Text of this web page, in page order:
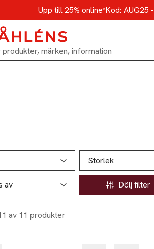
Upp till 25% online*Kod: AUG25
till produktsidan
Storlek
av Dölj filter
av 11 produkter
produkter